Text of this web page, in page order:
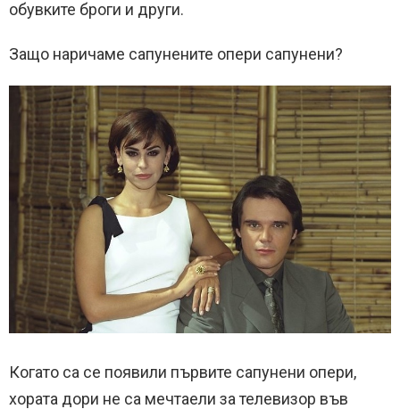
обувките броги и други.
Защо наричаме сапунените опери сапунени?
Когато са се появили първите сапунени опери,
хората дори не са мечтаели за телевизор във